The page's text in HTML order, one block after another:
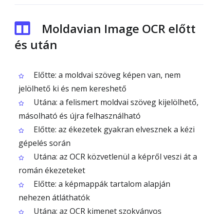
Moldavian Image OCR előtt
és után
Előtte: a moldvai szöveg képen van, nem
jelölhető ki és nem kereshető
Utána: a felismert moldvai szöveg kijelölhető,
másolható és újra felhasználható
Előtte: az ékezetek gyakran elvesznek a kézi
gépelés során
Utána: az OCR közvetlenül a képről veszi át a
román ékezeteket
Előtte: a képmappák tartalom alapján
nehezen átláthatók
Utána: az OCR kimenet szokványos